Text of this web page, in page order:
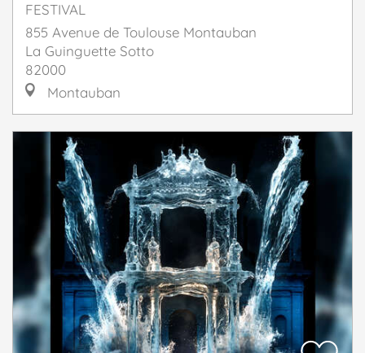
FESTIVAL
855 Avenue de Toulouse Montauban
La Guinguette Sotto
82000
Montauban